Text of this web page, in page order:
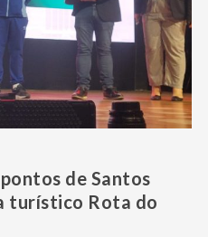
de Santos
turístico Rota do